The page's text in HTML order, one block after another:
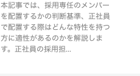
本記事では、採用専任のメンバー
を配置するかの判断基準、正社員
で配置する際はどんな特性を持つ
方に適性があるのかを解説しま
す。正社員の採用担...